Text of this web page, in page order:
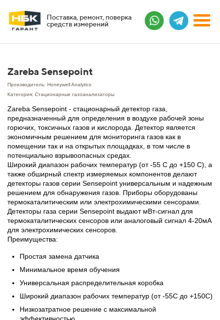
Поставка, ремонт, поверка
средств измерений
Zareba Sensepoint
Производитель: Honeywell Analytics
Категория: Стационарные газоанализаторы
Zareba Sensepoint - стационарный детектор газа,
предназначенный для определения в воздухе рабочей зоны
горючих, токсичных газов и кислорода. Детектор является
экономичным решением для мониторинга газов как в
помещении так и на открытых площадках, в том числе в
потенциально взрывоопасных средах.
Широкий диапазон рабочих температур (от -55 С до +150 С), а
также обширный спектр измеряемых компонентов делают
детекторы газов серии Sensepoint универсальным и надежным
решением для обнаружения газов. Приборы оборудованы
термокаталитическим или электрохимическими сенсорами.
Детекторы газа серии Sensepoint выдают мВт-сигнал для
термокаталитических сенсоров или аналоговый сигнал 4-20мА
для электрохимических сенсоров.
Преимущества:
Простая замена датчика
Минимальное время обучения
Универсальная распределительная коробка
Широкий диапазон рабочих температур (от -55С до +150С)
Низкозатратное решение с максимальной